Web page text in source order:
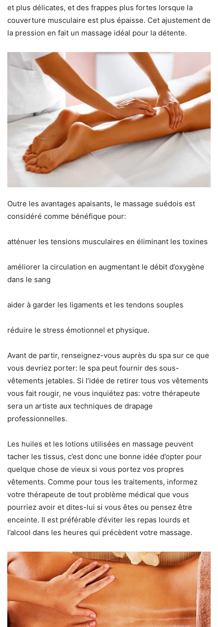
et plus délicates, et des frappes plus fortes lorsque la
couverture musculaire est plus épaisse. Cet ajustement de
la pression en fait un massage idéal pour la détente.
Outre les avantages apaisants, le massage suédois est
considéré comme bénéfique pour:
atténuer les tensions musculaires en éliminant les toxines
améliorer la circulation en augmentant le débit d’oxygène
dans le sang
aider à garder les ligaments et les tendons souples
réduire le stress émotionnel et physique.
Avant de partir, renseignez-vous auprès du spa sur ce que
vous devriez porter: le spa peut fournir des sous-
vêtements jetables. Si l’idée de retirer tous vos vêtements
vous fait rougir, ne vous inquiétez pas: votre thérapeute
sera un artiste aux techniques de drapage
professionnelles.
Les huiles et les lotions utilisées en massage peuvent
tacher les tissus, c’est donc une bonne idée d’opter pour
quelque chose de vieux si vous portez vos propres
vêtements. Comme pour tous les traitements, informez
votre thérapeute de tout problème médical que vous
pourriez avoir et dites-lui si vous êtes ou pensez être
enceinte. Il est préférable d’éviter les repas lourds et
l’alcool dans les heures qui précèdent votre massage.